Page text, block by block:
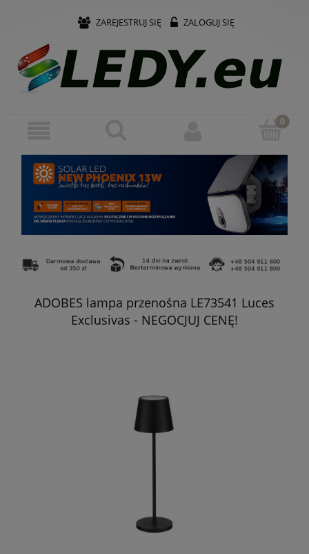
ZAREJESTRUJ SIĘ ZALOGUJ SIĘ
ADOBES lampa przenośna LE73541 Luces
Exclusivas - NEGOCJUJ CENĘ!